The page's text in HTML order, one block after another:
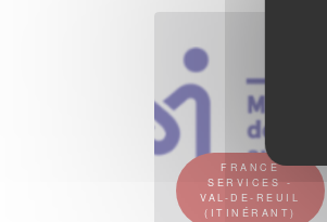
FRANCE
SERVICES -
VAL-DE-REUIL
(ITINÉRANT)